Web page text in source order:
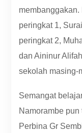
peringkat 1,
peringkat 2,
dan Aininur
sekolah masing-
Semangat
Namorambe
Perbina Gr